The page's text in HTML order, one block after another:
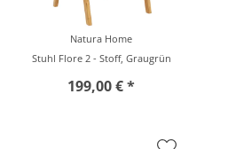
Natura Home
Stuhl Flore 2 - Stoff, Graugrün
199,00 € *